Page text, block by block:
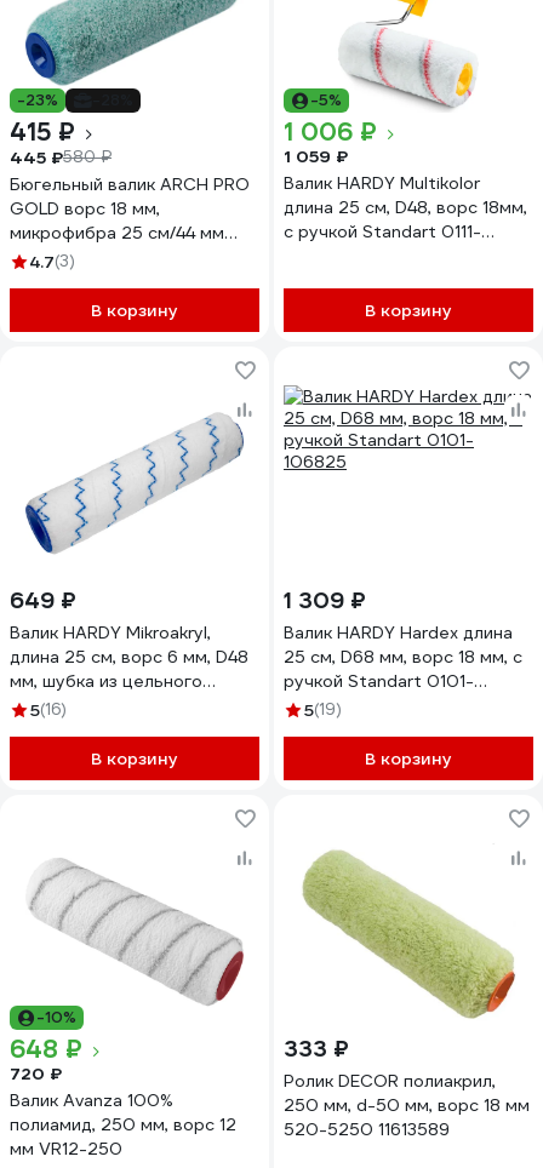
-23%
415 ₽
445 ₽580 ₽
Бюгельный валик ARCH PRO
GOLD ворс 18 мм,
микрофибра 25 см/44 мм
275225
4.7(3)
В корзину
-5%
1 006 ₽
1 059 ₽
Валик HARDY Multikolor
длина 25 см, D48, ворс 18мм,
с ручкой Standart 0111-
В корзину
649 ₽
Валик HARDY Mikroakryl,
длина 25 см, ворс 6 мм, D48
мм, шубка из цельного
полиэстрового волокна
5(16)
В корзину
1 309 ₽
Валик HARDY Hardex длина
25 см, D68 мм, ворс 18 мм, с
ручкой Standart 0101-
106825
5(19)
В корзину
-10%
648 ₽
720 ₽
Валик Avanza 100%
полиамид, 250 мм, ворс 12
мм VR12-250
333 ₽
Ролик DЕCOR полиакрил,
250 мм, d-50 мм, ворс 18 мм
520-5250 11613589